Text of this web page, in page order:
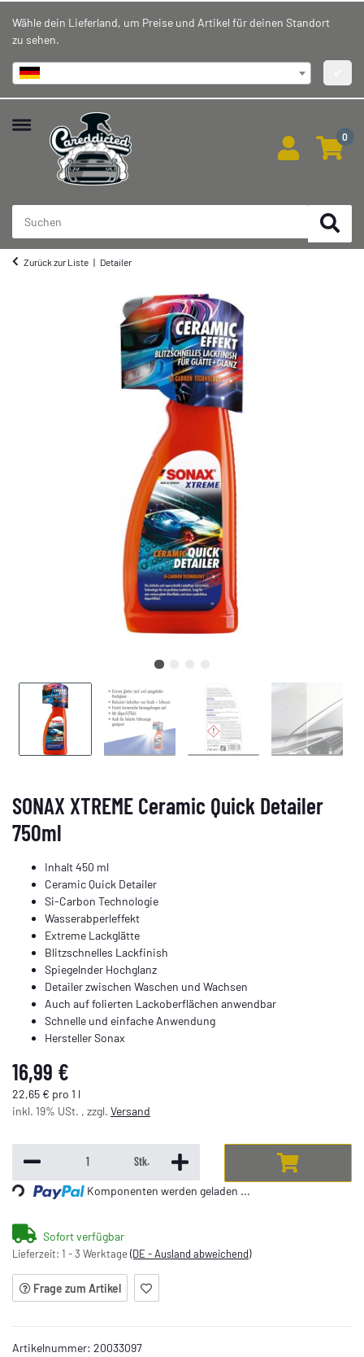
Wähle dein Lieferland, um Preise und Artikel für deinen Standort
zu sehen.
0
Zurück zur Liste Detailer
SONAX XTREME Ceramic Quick Detailer
750ml
Inhalt 450 ml
Ceramic Quick Detailer
Si-Carbon Technologie
Wasserabperleffekt
Extreme Lackglätte
Blitzschnelles Lackfinish
Spiegelnder Hochglanz
Detailer zwischen Waschen und Wachsen
Auch auf folierten Lackoberflächen anwendbar
Schnelle und einfache Anwendung
Hersteller Sonax
16,99 €
22,65 € pro 1 l
inkl. 19% USt. , zzgl. Versand
Stk.
Loading... Komponenten werden geladen ...
Sofort verfügbar
Lieferzeit: 1 - 3 Werktage (DE - Ausland abweichend)
Frage zum Artikel
Artikelnummer: 20033097